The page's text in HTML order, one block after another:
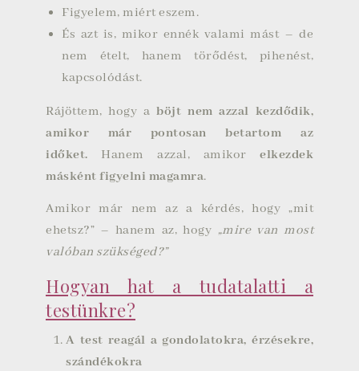
Figyelem, miért eszem.
És azt is, mikor ennék valami mást – de
nem ételt, hanem törődést, pihenést,
kapcsolódást.
Rájöttem, hogy aböjt nem azzal kezdődik,
amikor már pontosan betartom az
időket. Hanem azzal, amikor elkezdek
másként figyelni magamra.
Amikor már nem az a kérdés, hogy „mit
ehetsz?” – hanem az, hogy „mire van most
valóban szükséged?”
Hogyan hat a tudatalatti a
testünkre?
A test reagál a gondolatokra, érzésekre,
szándékokra